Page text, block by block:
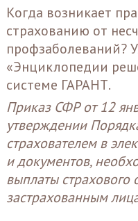
Когда возникает
страхованию от
профзаболеваний?
«Энциклопедии
системе ГАРАНТ.
Приказ СФР от 12
утверждении
страхователем в
и документов,
выплаты страхового
застрахованным